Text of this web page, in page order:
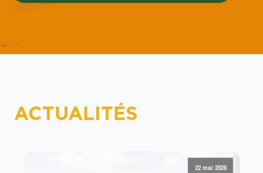
ACTUALITÉS
22 mai 2026